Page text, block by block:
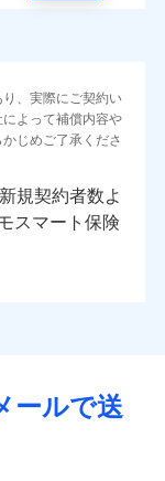
、実際にご契約い
よって補償内容や
じめご了承くださ
新規契約者数よ
スマート保険
ールで送